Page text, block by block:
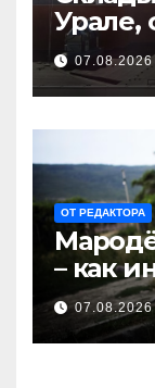
Урале,
Грэму
ОТ РЕДАКТОРА
– как
России